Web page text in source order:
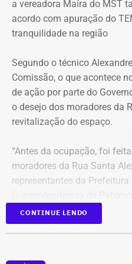
mínima prevista de 21°C e
indica sol entre nuvens
nebulosidade e
A mudança ocorre com o
atuou sobre o estado e a
sistema.
a vereadora Maíra do MST
acordo com apuração do
tranquilidade na região
Segundo o técnico
Comissão, o que acontece
de ação por parte do
o desejo dos moradores da
revitalização do espaço.
“Antes da ocupação, foi
moradores da Rua Santa
representantes da Prefeitura
terreno até passar para o
Governo Federal demorou
CONTINUE LENDO